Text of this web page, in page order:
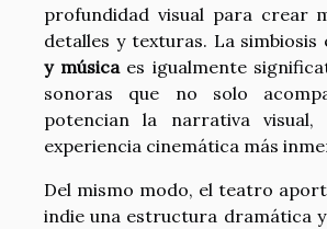
profundidad visual para crear
detalles y texturas. La simbiosis
y músicaes igualmente
sonoras que no solo
potencian la narrativa visual,
experiencia cinemática más
Del mismo modo, el teatro
indie una estructura dramática y